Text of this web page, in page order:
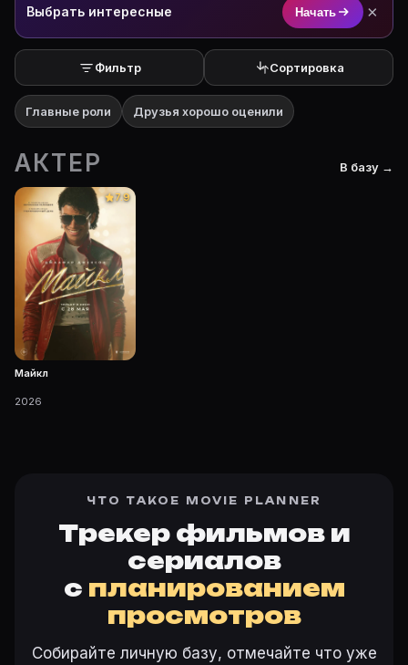
На Movie Planner: https://movie-planner.ru/s/
Выбрать интересные Начать ×
Фильтр Сортировка
Главные роли Друзья хорошо оценили
АКТЕР В базу →
7.9
Майкл
2026
ЧТО ТАКОЕ MOVIE PLANNER
Трекер фильмов и
сериалов
с планированием
просмотров
Собирайте личную базу, отмечайте что уже